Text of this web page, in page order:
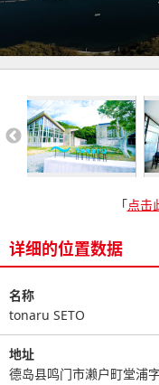
「点击
详细的位置数据
名称
tonaru SETO
地址
德岛县鸣门市濑户町堂浦